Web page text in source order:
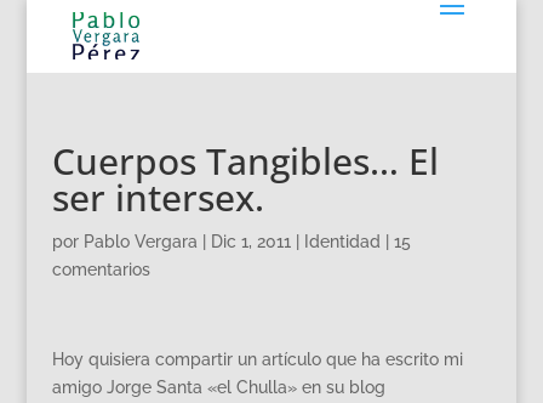
Cuerpos Tangibles… El
ser intersex.
por Pablo Vergara Dic 1, 2011 Identidad
15
comentarios
Hoy quisiera compartir un artículo que ha escrito mi
amigo Jorge Santa «el Chulla» en su blog